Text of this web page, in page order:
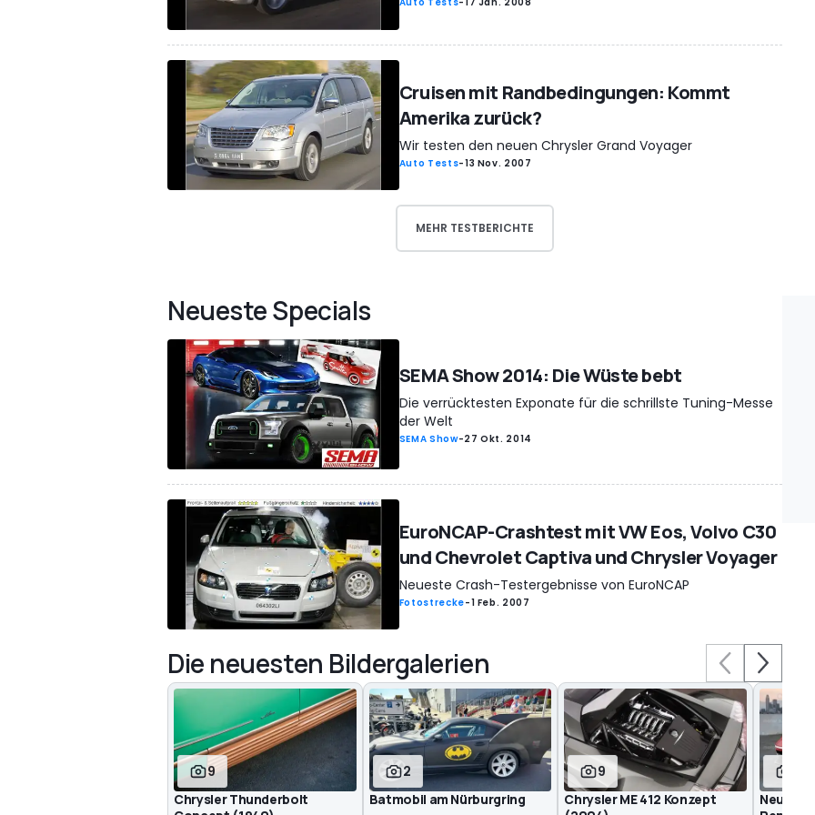
Cruisen mit Randbedingungen: Kommt
Amerika zurück?
Wir testen den neuen Chrysler Grand Voyager
Auto Tests-13 Nov. 2007
MEHR TESTBERICHTE
Neueste Specials
SEMA Show 2014: Die Wüste bebt
Die verrücktesten Exponate für die schrillste Tuning-Messe
der Welt
SEMA Show-27 Okt. 2014
EuroNCAP-Crashtest mit VW Eos, Volvo C30
und Chevrolet Captiva und Chrysler Voyager
Neueste Crash-Testergebnisse von EuroNCAP
Fotostrecke-1 Feb. 2007
Die neuesten Bildergalerien
9
Chrysler Thunderbolt
2
Batmobil am Nürburgring
9
Chrysler ME 412 Konzept
Neuer